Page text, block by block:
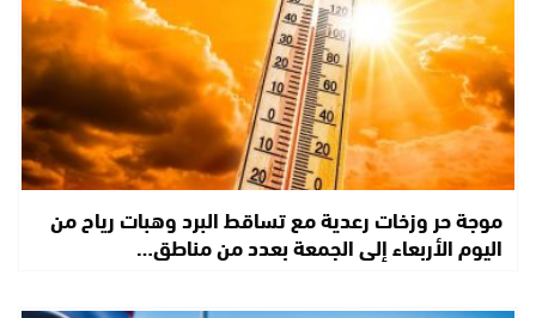
موجة حر وزخات رعدية مع تساقط البرد وهبات رياح من
اليوم الأربعاء إلى الجمعة بعدد من مناطق…